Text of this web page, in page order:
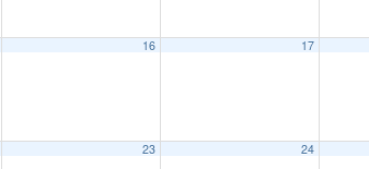
16 17
23 24